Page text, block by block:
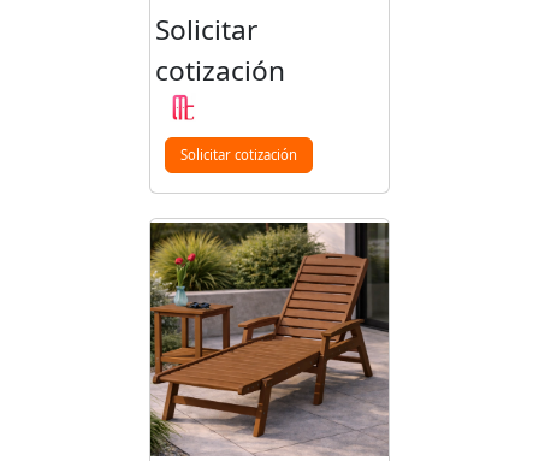
Solicitar
cotización
Solicitar cotización